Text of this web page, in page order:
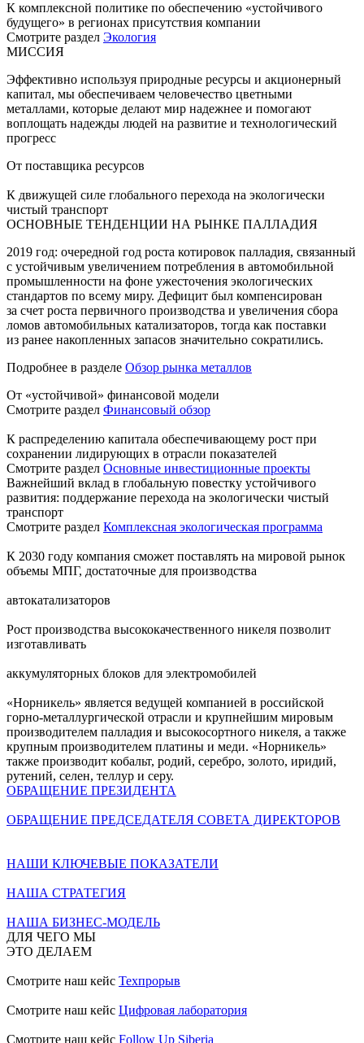
К комплексной политике по обеспечению «устойчивого
будущего» в регионах присутствия компании
Смотрите раздел Экология
МИССИЯ
Эффективно используя природные ресурсы и акционерный
капитал, мы обеспечиваем человечество цветными
металлами, которые делают мир надежнее и помогают
воплощать надежды людей на развитие и технологический
прогресс
От поставщика ресурсов
К движущей силе глобального перехода на экологически
чистый транспорт
ОСНОВНЫЕ ТЕНДЕНЦИИ НА РЫНКЕ ПАЛЛАДИЯ
2019 год: очередной год роста котировок палладия, связанный
с устойчивым увеличением потребления в автомобильной
промышленности на фоне ужесточения экологических
стандартов по всему миру. Дефицит был компенсирован
за счет роста первичного производства и увеличения сбора
ломов автомобильных катализаторов, тогда как поставки
из ранее накопленных запасов значительно сократились.
Подробнее в разделе Обзор рынка металлов
От «устойчивой» финансовой модели
Смотрите раздел Финансовый обзор
К распределению капитала обеспечивающему рост при
сохранении лидирующих в отрасли показателей
Смотрите раздел Основные инвестиционные проекты
Важнейший вклад в глобальную повестку устойчивого
развития: поддержание перехода на экологически чистый
транспорт
Смотрите раздел Комплексная экологическая программа
К 2030 году компания сможет поставлять на мировой рынок
объемы МПГ, достаточные для производства
автокатализаторов
Рост производства высококачественного никеля позволит
изготавливать
аккумуляторных блоков для электромобилей
«Норникель» является ведущей компанией в российской
горно-металлургической отрасли и крупнейшим мировым
производителем палладия и высокосортного никеля, а также
крупным производителем платины и меди. «Норникель»
также производит кобальт, родий, серебро, золото, иридий,
рутений, селен, теллур и серу.
ОБРАЩЕНИЕ ПРЕЗИДЕНТА
ОБРАЩЕНИЕ ПРЕДСЕДАТЕЛЯ СОВЕТА ДИРЕКТОРОВ
НАШИ КЛЮЧЕВЫЕ ПОКАЗАТЕЛИ
НАША СТРАТЕГИЯ
НАША БИЗНЕС-МОДЕЛЬ
ДЛЯ ЧЕГО МЫ
ЭТО ДЕЛАЕМ
Смотрите наш кейс Техпрорыв
Смотрите наш кейс Цифровая лаборатория
Смотрите наш кейс Follow Up Siberia